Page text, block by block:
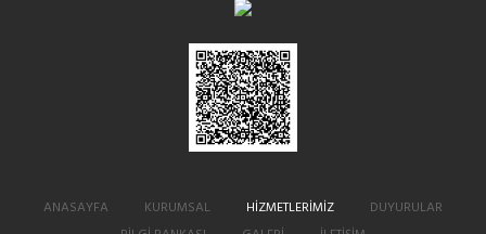
ANASAYFA KURUMSAL HİZMETLERİMİZ
DUYURULAR